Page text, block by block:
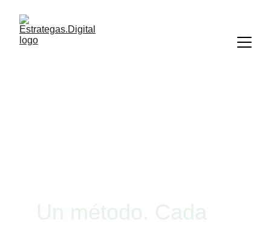
Un método. Cada